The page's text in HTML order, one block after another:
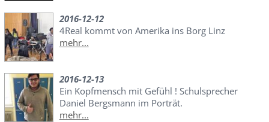
2016-12-12
4Real kommt von Amerika ins Borg Linz
mehr...
2016-12-13
Ein Kopfmensch mit Gefühl ! Schulsprecher
Daniel Bergsmann im Porträt.
mehr...